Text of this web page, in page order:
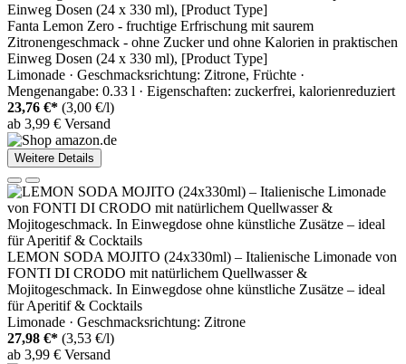
Fanta Lemon Zero - fruchtige Erfrischung mit saurem
Zitronengeschmack - ohne Zucker und ohne Kalorien in praktischen
Einweg Dosen (24 x 330 ml), [Product Type]
Limonade · Geschmacksrichtung: Zitrone, Früchte ·
Mengenangabe: 0.33 l · Eigenschaften: zuckerfrei, kalorienreduziert
23,76 €* (3,00 €/l)
ab 3,99 € Versand
Weitere Details
LEMON SODA MOJITO (24x330ml) – Italienische Limonade von
FONTI DI CRODO mit natürlichem Quellwasser &
Mojitogeschmack. In Einwegdose ohne künstliche Zusätze – ideal
für Aperitif & Cocktails
Limonade · Geschmacksrichtung: Zitrone
27,98 €* (3,53 €/l)
ab 3,99 € Versand